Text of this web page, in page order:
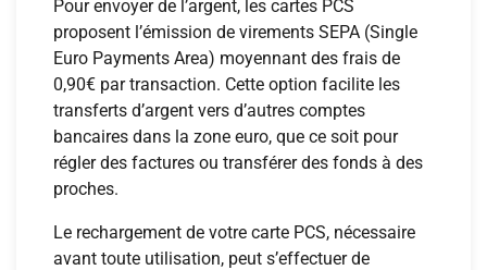
Pour envoyer de l’argent, les cartes PCS
proposent l’émission de virements SEPA (Single
Euro Payments Area) moyennant des frais de
0,90€ par transaction. Cette option facilite les
transferts d’argent vers d’autres comptes
bancaires dans la zone euro, que ce soit pour
régler des factures ou transférer des fonds à des
proches.
Le rechargement de votre carte PCS, nécessaire
avant toute utilisation, peut s’effectuer de